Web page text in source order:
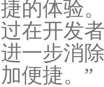
的体验
在开发
一步消
便捷。”